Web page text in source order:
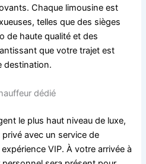
Chaque limousine est
telles que des sièges
de haute qualité et des
que votre trajet est
destination.
dédié
le plus haut niveau de luxe,
avec un service de
VIP. À votre arrivée à